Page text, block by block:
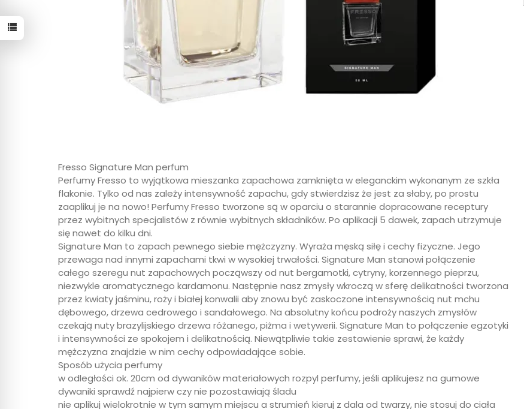
Fresso Signature Man perfum
Perfumy Fresso to wyjątkowa mieszanka zapachowa zamknięta w eleganckim wykonanym ze szkła
flakonie. Tylko od nas zależy intensywność zapachu, gdy stwierdzisz że jest za słaby, po prostu
zaaplikuj je na nowo! Perfumy Fresso tworzone są w oparciu o starannie dopracowane receptury
przez wybitnych specjalistów z równie wybitnych składników. Po aplikacji 5 dawek, zapach utrzymuje
się nawet do kilku dni.
Signature Man to zapach pewnego siebie mężczyzny. Wyraża męską siłę i cechy fizyczne. Jego
przewaga nad innymi zapachami tkwi w wysokiej trwałości. Signature Man stanowi połączenie
całego szeregu nut zapachowych począwszy od nut bergamotki, cytryny, korzennego pieprzu,
niezwykle aromatycznego kardamonu. Następnie nasz zmysły wkroczą w sferę delikatności tworzona
przez kwiaty jaśminu, roży i białej konwalii aby znowu być zaskoczone intensywnością nut mchu
dębowego, drzewa cedrowego i sandałowego. Na absolutny końcu podroży naszych zmysłów
czekają nuty brazylijskiego drzewa różanego, piżma i wetywerii. Signature Man to połączenie egzotyki
i intensywności ze spokojem i delikatnością. Niewątpliwie takie zestawienie sprawi, że każdy
mężczyzna znajdzie w nim cechy odpowiadające sobie.
Sposób użycia perfumy
w odległości ok. 20cm od dywaników materiałowych rozpyl perfumy, jeśli aplikujesz na gumowe
dywaniki sprawdź najpierw czy nie pozostawiają śladu
nie aplikuj wielokrotnie w tym samym miejscu a strumień kieruj z dala od twarzy, nie stosuj do ciała